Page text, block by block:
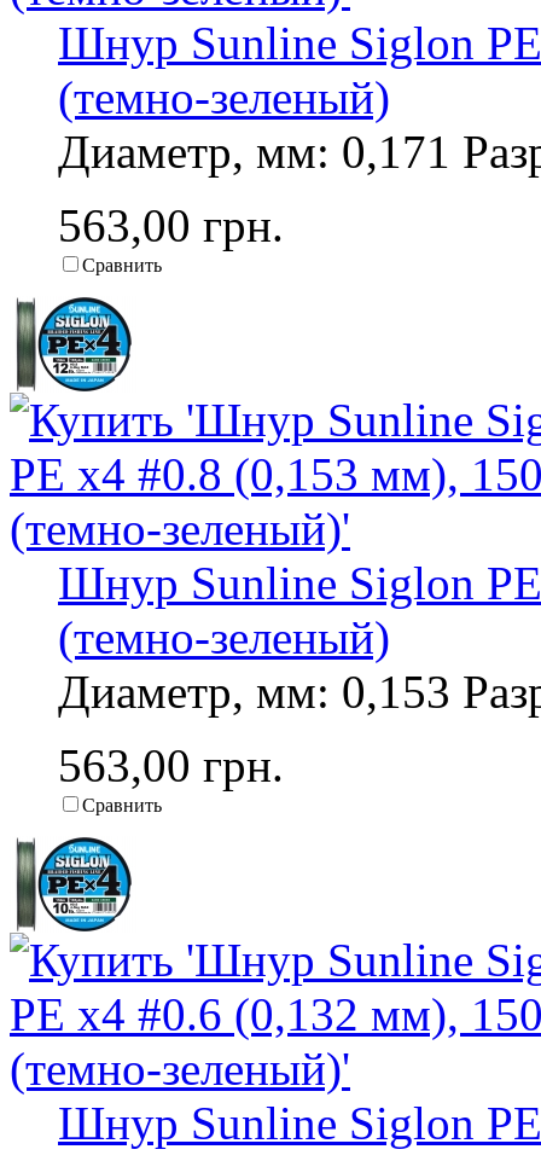
Шнур Sunline Siglon
(темно-зеленый)
Диаметр, мм: 0,171
563,00 грн.
Сравнить
Шнур Sunline Siglon
(темно-зеленый)
Диаметр, мм: 0,153
563,00 грн.
Сравнить
Шнур Sunline Siglon